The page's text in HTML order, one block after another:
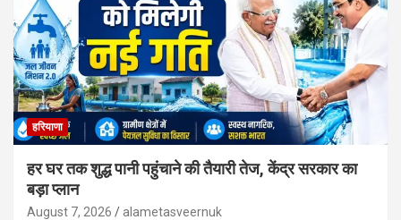
हरियाणा
हर घर तक शुद्ध पानी पहुंचाने की तैयारी तेज, केंद्र सरकार का
बड़ा प्लान
August 7, 2026 alametasveernuk